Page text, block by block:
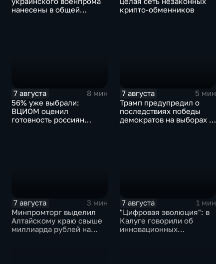
нанесены в общей
крипто-обменников
7 августа
8 мин
56% уже выбрали:
ВЦИОМ оценил
готовность россиян
7 августа
5 мин
Трамп предупредил о
последствиях победы
демократов на выборах в
7 августа
3 мин
Минпромторг выделил
Алтайскому краю свыше
миллиарда рублей на
7 августа
1 мин
"Цифровая эволюция": в
Калуге говорили об
инновационных